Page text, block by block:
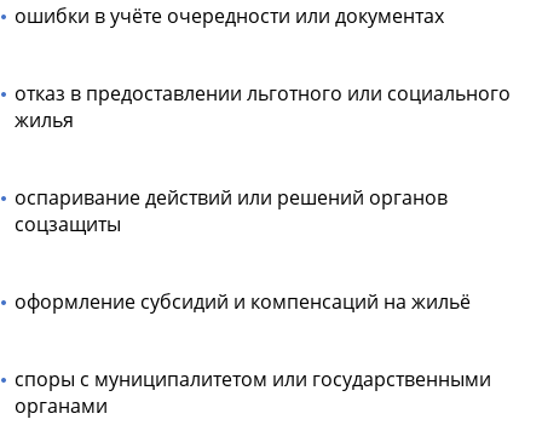
ошибки в учёте очередности или документах
отказ в предоставлении льготного или социального
жилья
оспаривание действий или решений органов
соцзащиты
оформление субсидий и компенсаций на жильё
споры с муниципалитетом или государственными
органами